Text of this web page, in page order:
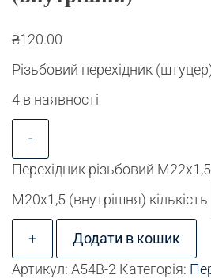
₴120.00
Різьбовий перехідник
4 в наявності
-
Перехідник різьбовий
М20х1,5 (внутрішня) кількість
+
Додати в кошик
Артикул: A54B-2 Категорія: